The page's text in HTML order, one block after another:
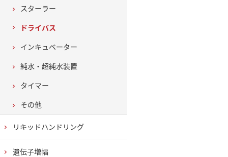
スターラー
ドライバス
インキュベーター
純水・超純水装置
タイマー
その他
リキッドハンドリング
遺伝子増幅